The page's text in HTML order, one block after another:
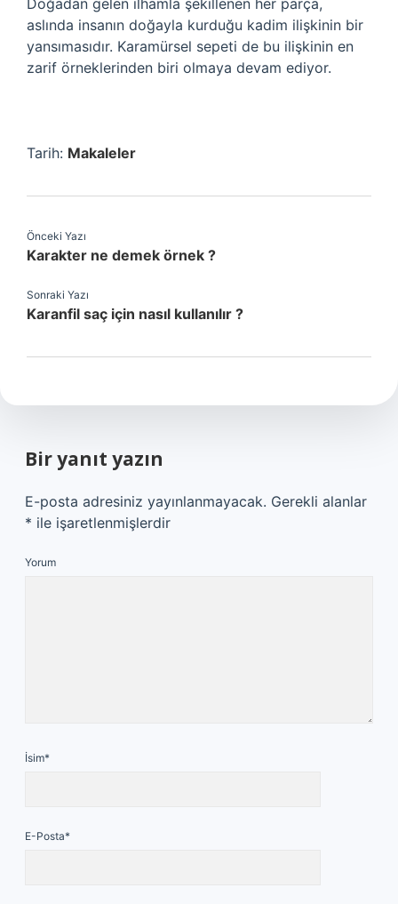
Doğadan gelen ilhamla şekillenen her parça,
aslında insanın doğayla kurduğu kadim ilişkinin bir
yansımasıdır. Karamürsel sepeti de bu ilişkinin en
zarif örneklerinden biri olmaya devam ediyor.
Tarih: Makaleler
Önceki Yazı
Karakter ne demek örnek ?
Sonraki Yazı
Karanfil saç için nasıl kullanılır ?
Bir yanıt yazın
E-posta adresiniz yayınlanmayacak. Gerekli alanlar
* ile işaretlenmişlerdir
Yorum
İsim*
E-Posta*